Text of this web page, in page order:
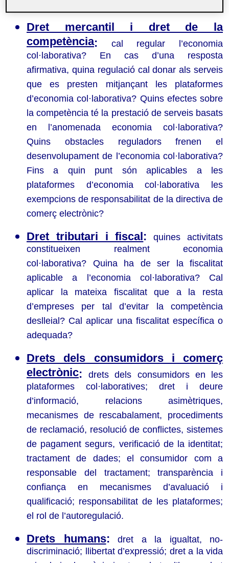
Dret mercantil i dret de la
competència: cal regular l’economia
col·laborativa? En cas d’una resposta
afirmativa, quina regulació cal donar als serveis
que es presten mitjançant les plataformes
d’economia col·laborativa? Quins efectes sobre
la competència té la prestació de serveis basats
en l’anomenada economia col·laborativa?
Quins obstacles reguladors frenen el
desenvolupament de l’economia col·laborativa?
Fins a quin punt són aplicables a les
plataformes d’economia col·laborativa les
exempcions de responsabilitat de la directiva de
comerç electrònic?
Dret tributari i fiscal: quines activitats
constitueixen realment economia
col·laborativa? Quina ha de ser la fiscalitat
aplicable a l’economia col·laborativa? Cal
aplicar la mateixa fiscalitat que a la resta
d’empreses per tal d’evitar la competència
deslleial? Cal aplicar una fiscalitat específica o
adequada?
Drets dels consumidors i comerç
electrònic: drets dels consumidors en les
plataformes col·laboratives; dret i deure
d’informació, relacions asimètriques,
mecanismes de rescabalament, procediments
de reclamació, resolució de conflictes, sistemes
de pagament segurs, verificació de la identitat;
tractament de dades; el consumidor com a
responsable del tractament; transparència i
confiança en mecanismes d’avaluació i
qualificació; responsabilitat de les plataformes;
el rol de l’autoregulació.
Drets humans: dret a la igualtat, no-
discriminació; llibertat d’expressió; dret a la vida